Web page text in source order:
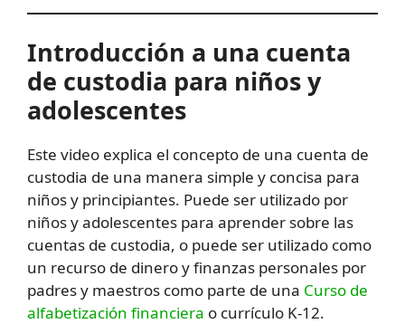
Introducción a una cuenta
de custodia para niños y
adolescentes
Este video explica el concepto de una cuenta de
custodia de una manera simple y concisa para
niños y principiantes. Puede ser utilizado por
niños y adolescentes para aprender sobre las
cuentas de custodia, o puede ser utilizado como
un recurso de dinero y finanzas personales por
padres y maestros como parte de una Curso de
alfabetización financiera o currículo K-12.